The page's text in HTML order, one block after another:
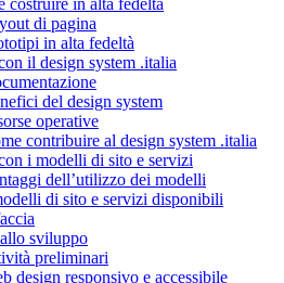
di pagina
in alta fedeltà
il design system .italia
del design system
operative
contribuire al design system .italia
i modelli di sito e servizi
dell’utilizzo dei modelli
di sito e servizi disponibili
sviluppo
preliminari
design responsivo e accessibile